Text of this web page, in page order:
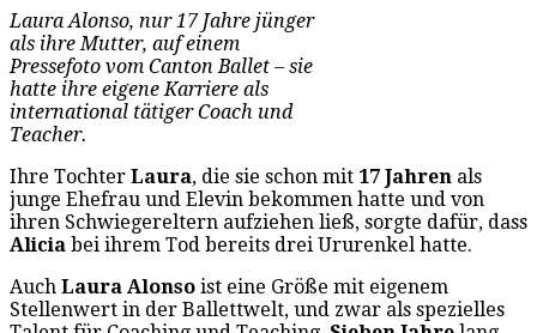
Laura Alonso, nur 17 Jahre jünger
als ihre Mutter, auf einem
Pressefoto vom Canton Ballet – sie
hatte ihre eigene Karriere als
international tätiger Coach und
Teacher.
Ihre Tochter Laura, die sie schon mit 17 Jahren als
junge Ehefrau und Elevin bekommen hatte und von
ihren Schwiegereltern aufziehen ließ, sorgte dafür, dass
Alicia bei ihrem Tod bereits drei Ururenkel hatte.
Auch Laura Alonso ist eine Größe mit eigenem
Stellenwert in der Ballettwelt, und zwar als spezielles